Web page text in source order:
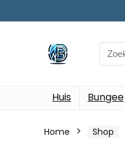
Search
for:
Huis Bungee
Home Shop